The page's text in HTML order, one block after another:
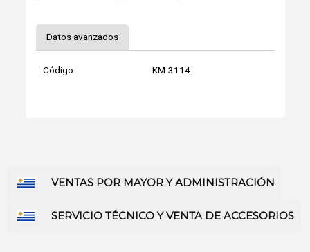
Datos avanzados
Código KM-3114
VENTAS POR MAYOR Y ADMINISTRACIÓN
SERVICIO TÉCNICO Y VENTA DE ACCESORIOS